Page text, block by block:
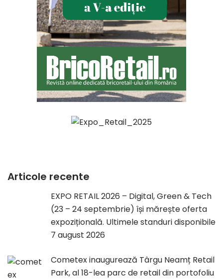
Articole recente
EXPO RETAIL 2026 – Digital, Green & Tech
(23 – 24 septembrie) își mărește oferta
expozițională. Ultimele standuri disponibile
7 august 2026
Cometex inaugurează Târgu Neamț Retail
Park, al 18-lea parc de retail din portofoliu